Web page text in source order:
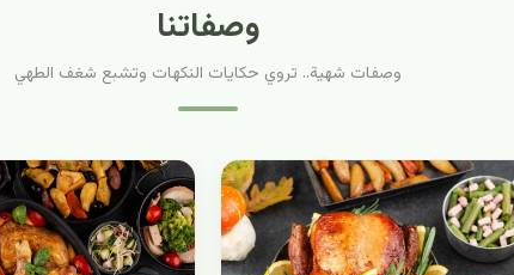
وصفاتنا
وصفات شهية.. تروي حكايات النكهات وتشبع شغف الطهي